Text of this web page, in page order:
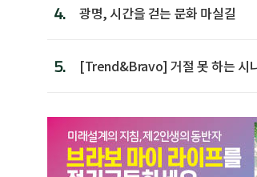
4. 광명, 시간을 걷는 문화 마실길
5.
[Trend&Bravo] 거절 못 하는 시